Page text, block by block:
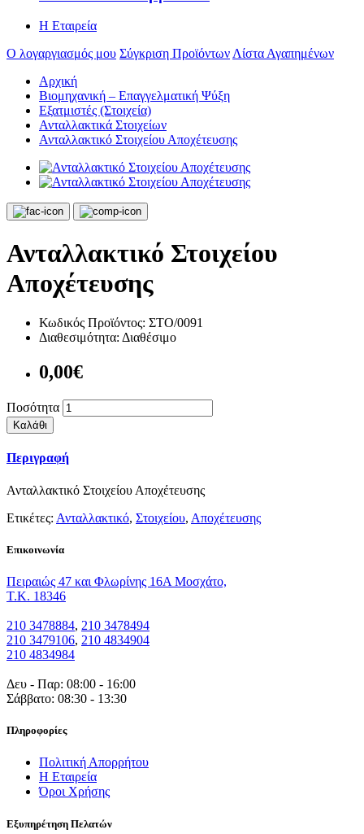
Η Εταιρεία
Ο λογαργιασμός μου Σύγκριση ΠροϊόντωνΛίστα Αγαπημένων
Αρχική
Βιομηχανική – Επαγγελματική Ψύξη
Εξατμιστές (Στοιχεία)
Ανταλλακτικά Στοιχείων
Ανταλλακτικό Στοιχείου Αποχέτευσης
Ανταλλακτικό Στοιχείου
Αποχέτευσης
Κωδικός Προϊόντος: ΣΤΟ/0091
Διαθεσιμότητα: Διαθέσιμο
0,00€
Ποσότητα
Καλάθι
Περιγραφή
Ανταλλακτικό Στοιχείου Αποχέτευσης
Ετικέτες: Ανταλλακτικό, Στοιχείου, Αποχέτευσης
Eπικοινωνία
Πειραιώς 47 και Φλωρίνης 16Α Μοσχάτο,
T.K. 18346
210 3478884, 210 3478494
210 3479106, 210 4834904
210 4834984
Δευ - Παρ: 08:00 - 16:00
Σάββατο: 08:30 - 13:30
Πληροφορίες
Πολιτική Απορρήτου
Η Εταιρεία
Όροι Χρήσης
Εξυπηρέτηση Πελατών